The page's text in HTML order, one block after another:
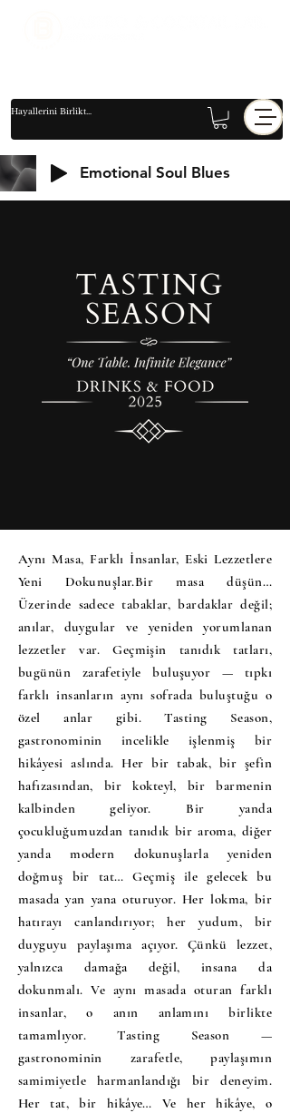
Emotional Soul Blues
Aynı Masa, Farklı İnsanlar, Eski Lezzetlere
Yeni Dokunuşlar.Bir masa düşün…
Üzerinde sadece tabaklar, bardaklar değil;
anılar, duygular ve yeniden yorumlanan
lezzetler var. Geçmişin tanıdık tatları,
bugünün zarafetiyle buluşuyor — tıpkı
farklı insanların aynı sofrada buluştuğu o
özel anlar gibi. Tasting Season,
gastronominin incelikle işlenmiş bir
hikâyesi aslında. Her bir tabak, bir şefin
hafızasından, bir kokteyl, bir barmenin
kalbinden geliyor. Bir yanda
çocukluğumuzdan tanıdık bir aroma, diğer
yanda modern dokunuşlarla yeniden
doğmuş bir tat… Geçmiş ile gelecek bu
masada yan yana oturuyor. Her lokma, bir
hatırayı canlandırıyor; her yudum, bir
duyguyu paylaşıma açıyor. Çünkü lezzet,
yalnızca damağa değil, insana da
dokunmalı. Ve aynı masada oturan farklı
insanlar, o anın anlamını birlikte
tamamlıyor. Tasting Season —
gastronominin zarafetle, paylaşımın
samimiyetle harmanlandığı bir deneyim.
Her tat, bir hikâye… Ve her hikâye, o